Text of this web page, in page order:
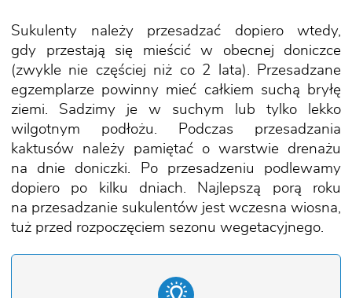
Sukulenty należy przesadzać dopiero wtedy,
gdy przestają się mieścić w obecnej doniczce
(zwykle nie częściej niż co 2 lata). Przesadzane
egzemplarze powinny mieć całkiem suchą bryłę
ziemi. Sadzimy je w suchym lub tylko lekko
wilgotnym podłożu. Podczas przesadzania
kaktusów należy pamiętać o warstwie drenażu
na dnie doniczki. Po przesadzeniu podlewamy
dopiero po kilku dniach. Najlepszą porą roku
na przesadzanie sukulentów jest wczesna wiosna,
tuż przed rozpoczęciem sezonu wegetacyjnego.